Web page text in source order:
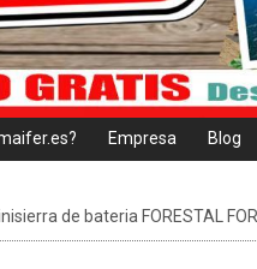
Empresa Blog
de bateria FORESTAL